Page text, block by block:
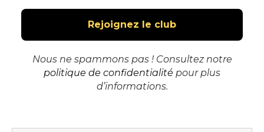
Nous ne spammons pas ! Consultez notre
politique de confidentialité pour plus
d’informations.